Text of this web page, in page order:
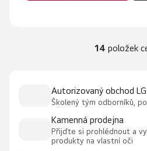
O
á
d
c
í
14 položek
Autorizovaný obchod LG
Školený tým odborníků,
Kamenná prodejna
Přijďte si prohlédnout a
produkty na vlastní oči